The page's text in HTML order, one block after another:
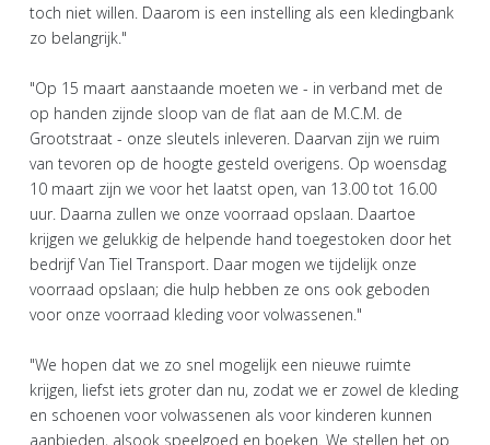
toch niet willen. Daarom is een instelling als een kledingbank
zo belangrijk."
"Op 15 maart aanstaande moeten we - in verband met de
op handen zijnde sloop van de flat aan de M.C.M. de
Grootstraat - onze sleutels inleveren. Daarvan zijn we ruim
van tevoren op de hoogte gesteld overigens. Op woensdag
10 maart zijn we voor het laatst open, van 13.00 tot 16.00
uur. Daarna zullen we onze voorraad opslaan. Daartoe
krijgen we gelukkig de helpende hand toegestoken door het
bedrijf Van Tiel Transport. Daar mogen we tijdelijk onze
voorraad opslaan; die hulp hebben ze ons ook geboden
voor onze voorraad kleding voor volwassenen."
"We hopen dat we zo snel mogelijk een nieuwe ruimte
krijgen, liefst iets groter dan nu, zodat we er zowel de kleding
en schoenen voor volwassenen als voor kinderen kunnen
aanbieden, alsook speelgoed en boeken. We stellen het op